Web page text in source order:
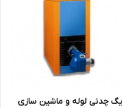
چدنی لوله و ماشین سازی